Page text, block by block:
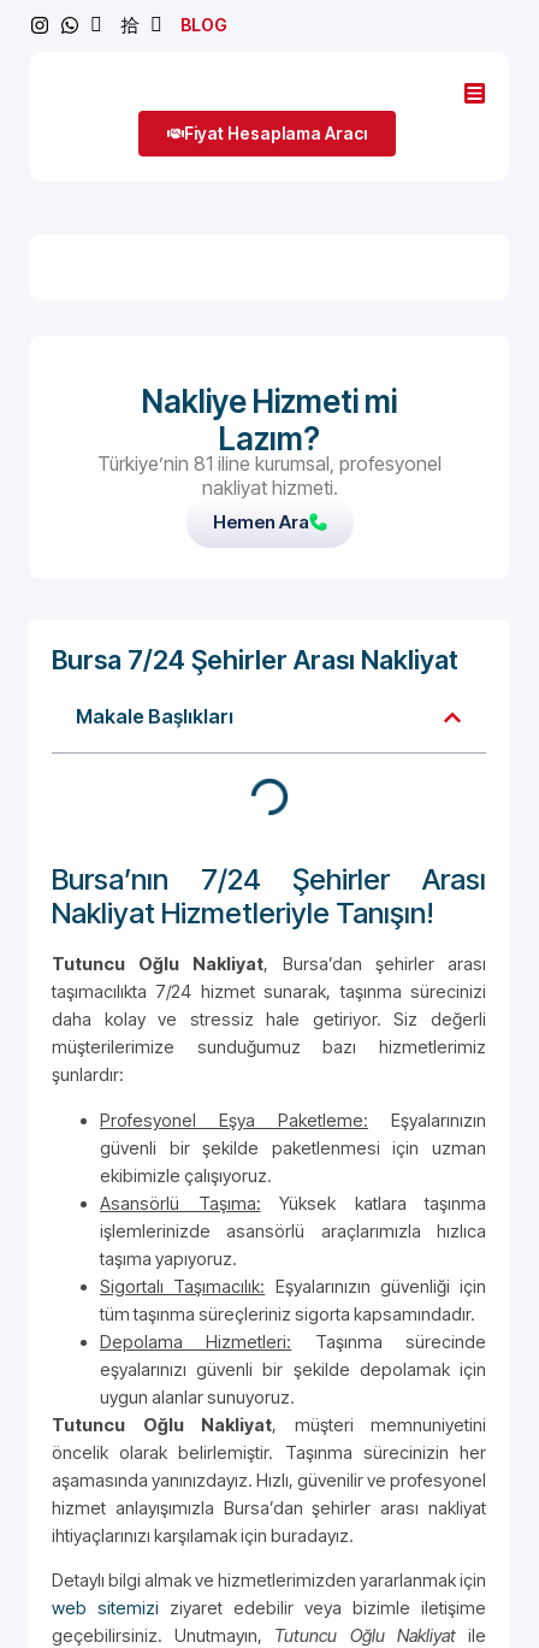
BLOG
Fiyat Hesaplama Aracı
Nakliye Hizmeti mi
Lazım?
Türkiye’nin 81 iline kurumsal, profesyonel
nakliyat hizmeti.
Hemen Ara
Bursa 7/24 Şehirler Arası Nakliyat
Makale Başlıkları
Bursa’nın 7/24 Şehirler Arası
Nakliyat Hizmetleriyle Tanışın!
Tutuncu Oğlu Nakliyat, Bursa’dan şehirler arası
taşımacılıkta 7/24 hizmet sunarak, taşınma sürecinizi
daha kolay ve stressiz hale getiriyor. Siz değerli
müşterilerimize sunduğumuz bazı hizmetlerimiz
şunlardır:
Profesyonel Eşya Paketleme: Eşyalarınızın
güvenli bir şekilde paketlenmesi için uzman
ekibimizle çalışıyoruz.
Asansörlü Taşıma: Yüksek katlara taşınma
işlemlerinizde asansörlü araçlarımızla hızlıca
taşıma yapıyoruz.
Sigortalı Taşımacılık: Eşyalarınızın güvenliği için
tüm taşınma süreçleriniz sigorta kapsamındadır.
Depolama Hizmetleri: Taşınma sürecinde
eşyalarınızı güvenli bir şekilde depolamak için
uygun alanlar sunuyoruz.
Tutuncu Oğlu Nakliyat, müşteri memnuniyetini
öncelik olarak belirlemiştir. Taşınma sürecinizin her
aşamasında yanınızdayız. Hızlı, güvenilir ve profesyonel
hizmet anlayışımızla Bursa’dan şehirler arası nakliyat
ihtiyaçlarınızı karşılamak için buradayız.
Detaylı bilgi almak ve hizmetlerimizden yararlanmak için
web sitemizi ziyaret edebilir veya bizimle iletişime
geçebilirsiniz. Unutmayın, Tutuncu Oğlu Nakliyatile